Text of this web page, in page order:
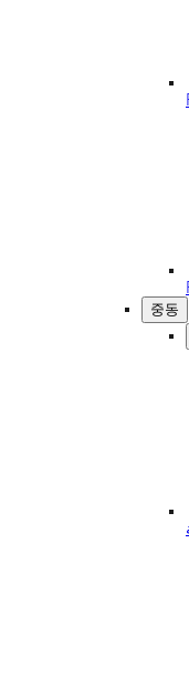
중동